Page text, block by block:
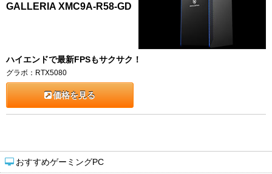
おすすめゲーミングPC
GALLERIA XMC9A-R58-GD
ハイエンドで最新FPSもサクサク！
グラボ：RTX5080
価格を見る